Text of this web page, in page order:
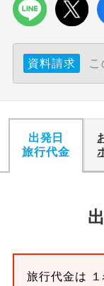
資料請求
出発日
旅行代金
旅行代金は